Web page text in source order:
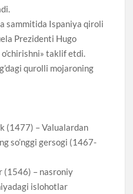
sammitida Ispaniya qiroli
Prezidenti Hugo
taklif etdi.
qurolli mojaroning
(1477) – Valualardan
so’nggi gersogi (1467-
(1546) – nasroniy
islohotlar